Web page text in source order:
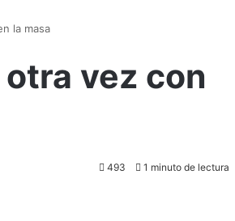
la masa
vez con
493 1 minuto de lectura